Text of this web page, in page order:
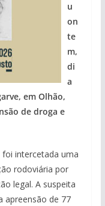
u
on
te
m,
di
a
em Olhão,
de droga e
foi intercetada uma
rodoviária por
legal. A suspeita
apreensão de 77